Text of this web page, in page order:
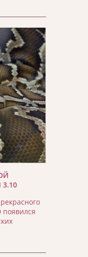
3.10
появился